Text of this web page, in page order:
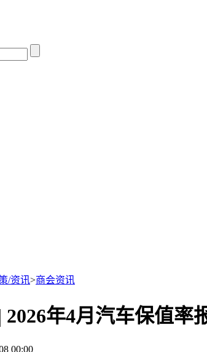
/资讯>商会资讯
2026年4月汽车保值
00:00